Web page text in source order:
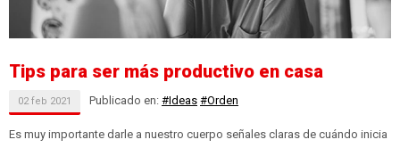
Tips para ser más productivo en casa
02 feb 2021 Publicado en: #Ideas #Orden
Es muy importante darle a nuestro cuerpo señales claras de cuándo inicia